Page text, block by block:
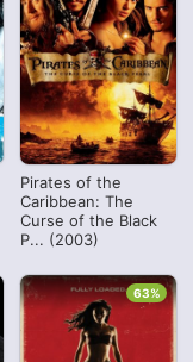
Pirates of the
Caribbean: The
Curse of the Black
P... (2003)
63%